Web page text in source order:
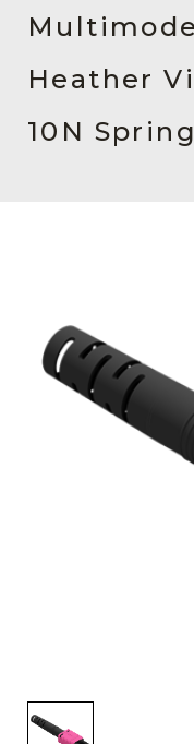
资源
关于我们
新闻稿
活动信息
Heather
10N